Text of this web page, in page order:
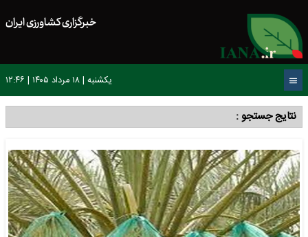
خبرگزاری کشاورزی ایران
یکشنبه | ۱۸ مرداد ۱۴۰۵ | ۱۲:۴۶
نتایج جستجو :